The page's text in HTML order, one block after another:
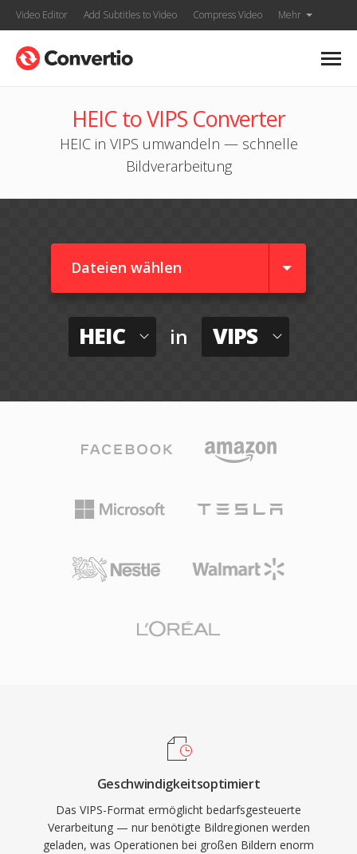
Video Editor Add Subtitles to Video Compress Video Mehr
HEIC to VIPS Converter
HEIC in VIPS umwandeln — schnelle
Bildverarbeitung
Dateien wählen
HEIC in VIPS
Geschwindigkeitsoptimiert
Das VIPS-Format ermöglicht bedarfsgesteuerte
Verarbeitung — nur benötigte Bildregionen werden
geladen, was Operationen bei großen Bildern enorm